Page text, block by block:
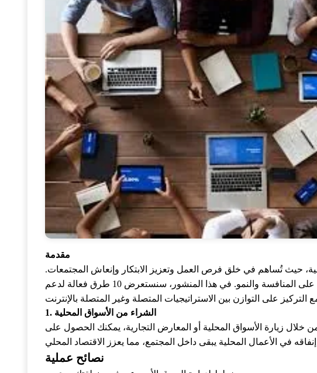
مقدمة
حيث تُساهم في خلق فرص العمل وتعزيز الابتكار وإنعاش المجتمعات.
في عالم اليوم، تتطلب هذه الأعمال دعمًا مجتمعيًا قويًا لتظل قادرة على المنافسة والنمو. في هذا المنشور، سنستعرض 10 طرق فعالة لدعم
1. الشراء من الأسواق المحلية
زيارة الأسواق المحلية أو المعارض التجارية، يمكنك الحصول على
نصائح عملية